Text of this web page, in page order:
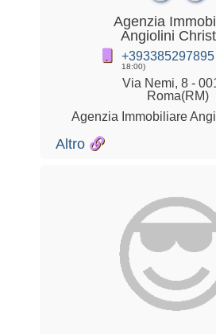
Agenzia
Angiolini
+393385297895
18:00)
Via Nemi, 8 -
Roma(RM)
Agenzia Immobiliare
Altro